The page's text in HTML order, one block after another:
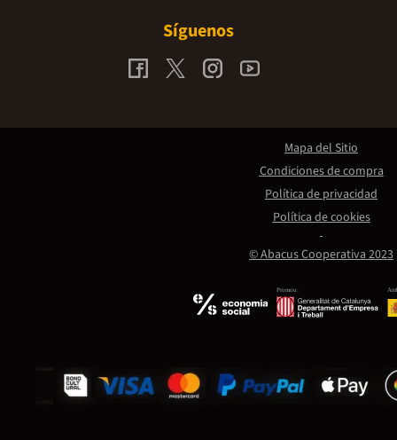
Síguenos
Promou:
© Abacus Cooperativa 2023
Mapa del Sitio
Condiciones de compra
Política de privacidad
Política de cookies